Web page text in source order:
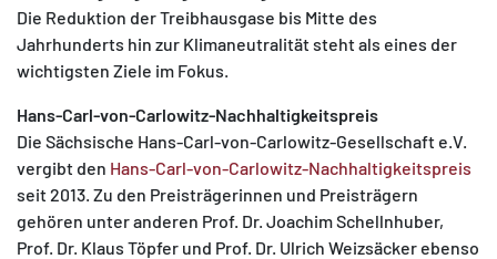
Die Reduktion der Treibhausgase bis Mitte des
Jahrhunderts hin zur Klimaneutralität steht als eines der
wichtigsten Ziele im Fokus.
Hans-Carl-von-Carlowitz-Nachhaltigkeitspreis
Die Sächsische Hans-Carl-von-Carlowitz-Gesellschaft e.V.
vergibt den Hans-Carl-von-Carlowitz-Nachhaltigkeitspreis
seit 2013. Zu den Preisträgerinnen und Preisträgern
gehören unter anderen Prof. Dr. Joachim Schellnhuber,
Prof. Dr. Klaus Töpfer und Prof. Dr. Ulrich Weizsäcker ebenso